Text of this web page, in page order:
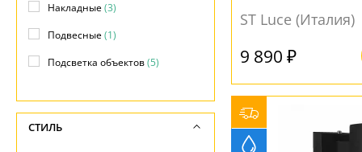
ST Luce (Италия)
9 890 ₽
Накладные(3)
Подвесные(1)
Подсветка объектов(5)
Фасадные(20)
СТИЛЬ